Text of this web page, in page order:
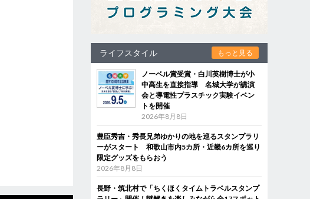
ライフスタイル もっと見る
ノーベル賞受賞・白川英樹博士が小
中高生を直接指導 名城大学が講演
会と導電性プラスチック実験イベン
トを開催
2026年8月8日
豊臣秀吉・秀長兄弟ゆかりの地を巡るスタンプラリ
ーがスタート 和歌山市内5カ所・近畿6カ所を巡り
限定グッズをもらおう
2026年8月8日
長野・筑北村で「ちくほくタイムトラベルスタンプ